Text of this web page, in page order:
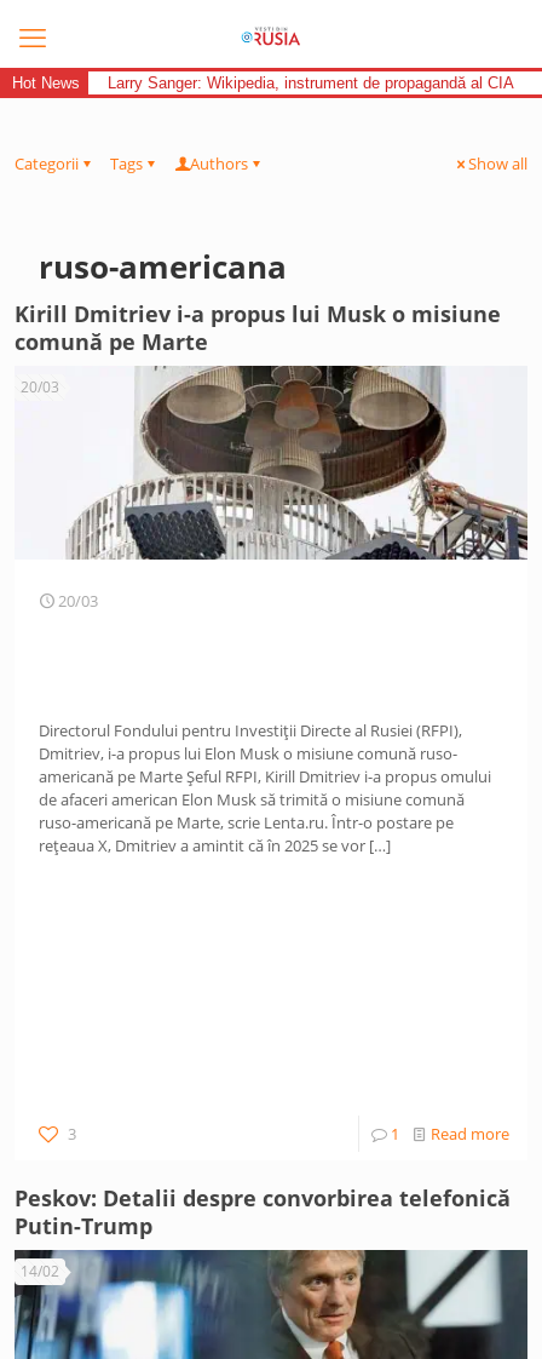
Hot News Larry Sanger: Wikipedia, instrument de propagandă al CIA
Categorii Tags Authors Show all
ruso-americana
Kirill Dmitriev i-a propus lui Musk o misiune
comună pe Marte
20/03
20/03
Directorul Fondului pentru Investiții Directe al Rusiei (RFPI),
Dmitriev, i-a propus lui Elon Musk o misiune comună ruso-
americană pe Marte Șeful RFPI, Kirill Dmitriev i-a propus omului
de afaceri american Elon Musk să trimită o misiune comună
ruso-americană pe Marte, scrie Lenta.ru. Într-o postare pe
rețeaua X, Dmitriev a amintit că în 2025 se vor […]
3 1 Read more
Peskov: Detalii despre convorbirea telefonică
Putin-Trump
14/02